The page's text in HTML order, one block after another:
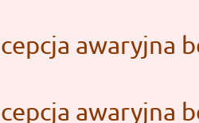
awaryjna
awaryjna